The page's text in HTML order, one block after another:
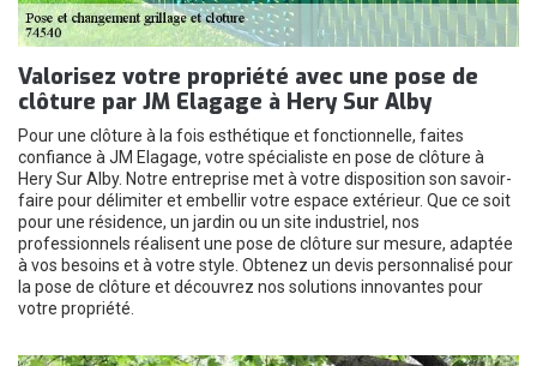
Valorisez votre propriété avec une pose de
clôture par JM Elagage à Hery Sur Alby
Pour une clôture à la fois esthétique et fonctionnelle, faites
confiance à JM Elagage, votre spécialiste en pose de clôture à
Hery Sur Alby. Notre entreprise met à votre disposition son savoir-
faire pour délimiter et embellir votre espace extérieur. Que ce soit
pour une résidence, un jardin ou un site industriel, nos
professionnels réalisent une pose de clôture sur mesure, adaptée
à vos besoins et à votre style. Obtenez un devis personnalisé pour
la pose de clôture et découvrez nos solutions innovantes pour
votre propriété.